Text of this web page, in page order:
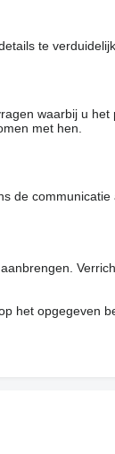
te
waarbij u het
met hen.
de
het opgegeven